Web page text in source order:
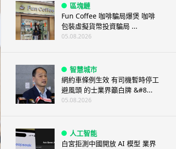
區塊鏈
Fun Coffee 咖啡騙局爆煲 咖啡
包裝虛擬貨幣投資騙局 ...
05.08.2026
智慧城市
網約車條例生效 有司機暫時停工
避風頭 的士業界籲白牌 &#8...
05.08.2026
人工智能
白宮拒測中國開放 AI 模型 業界